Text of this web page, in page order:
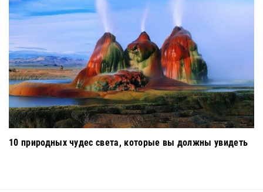
10 природных чудес света, которые вы должны увидеть